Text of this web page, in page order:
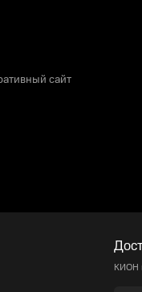
сайт
КИОН